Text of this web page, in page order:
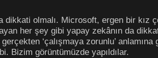
olmalı. Microsoft, ergen bir kız
her şey gibi yapay zekânın da
gerçekten ‘çalışmaya zorunlu’
Bizim görüntümüzde yapıldılar.